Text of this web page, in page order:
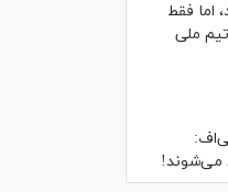
اما فقط
ملی
می‌شوند!